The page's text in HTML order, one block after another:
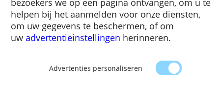
gebruiken ze om bijvoorbeeld uw veilig
voorkeuren te onthouden, de advertenties
ziet relevanter voor u te maken, te tellen
helpen bij het aanmelden voor onze